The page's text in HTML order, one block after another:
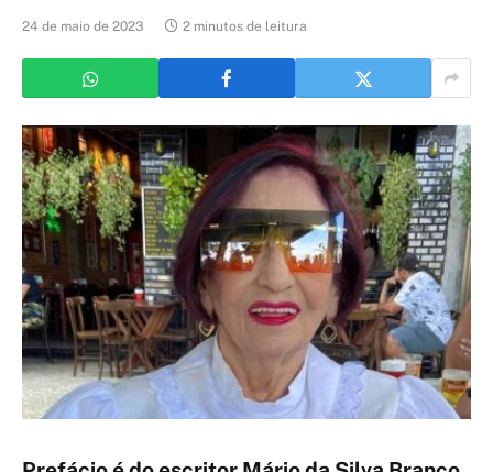
24 de maio de 2023 2 minutos de leitura